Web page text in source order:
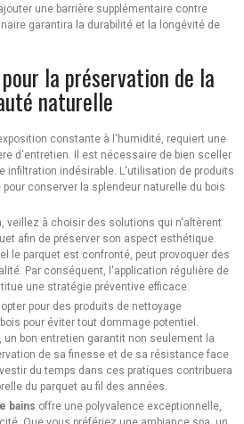
une barrière supplémentaire contre
garantira la durabilité et la longévité de
la préservation de la
naturelle
constante à l'humidité, requiert une
d'entretien. Il est nécessaire de bien sceller
infiltration indésirable. L'utilisation de produits
conserver la splendeur naturelle du bois
veillez à choisir des solutions qui n'altèrent
afin de préserver son aspect esthétique.
le parquet est confronté, peut provoquer des
Par conséquent, l'application régulière de
une stratégie préventive efficace.
pour des produits de nettoyage
pour éviter tout dommage potentiel.
un bon entretien garantit non seulement la
de sa finesse et de sa résistance face
du temps dans ces pratiques contribuera
du parquet au fil des années.
bains offre une polyvalence exceptionnelle,